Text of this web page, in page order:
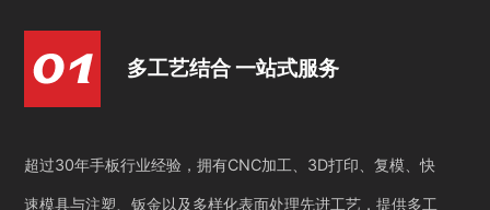
多工艺结合 一站式服务
超过30年手板行业经验，拥有CNC加工、3D打印、复模、快
速模具与注塑、钣金以及多样化表面处理先进工艺，提供多工